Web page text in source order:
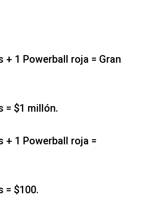
+ 1 Powerball roja = Gran
= $1 millón.
+ 1 Powerball roja =
= $100.